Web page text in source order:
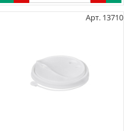
Арт. 13710